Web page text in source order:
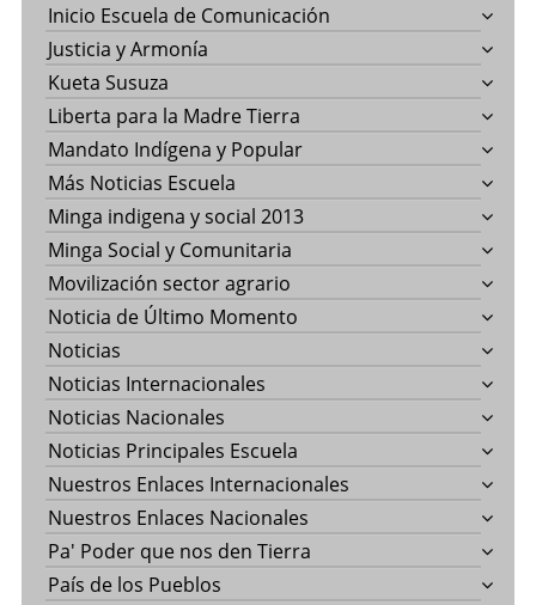
Inicio Escuela de Comunicación
Justicia y Armonía
Kueta Susuza
Liberta para la Madre Tierra
Mandato Indígena y Popular
Más Noticias Escuela
Minga indigena y social 2013
Minga Social y Comunitaria
Movilización sector agrario
Noticia de Último Momento
Noticias
Noticias Internacionales
Noticias Nacionales
Noticias Principales Escuela
Nuestros Enlaces Internacionales
Nuestros Enlaces Nacionales
Pa' Poder que nos den Tierra
País de los Pueblos